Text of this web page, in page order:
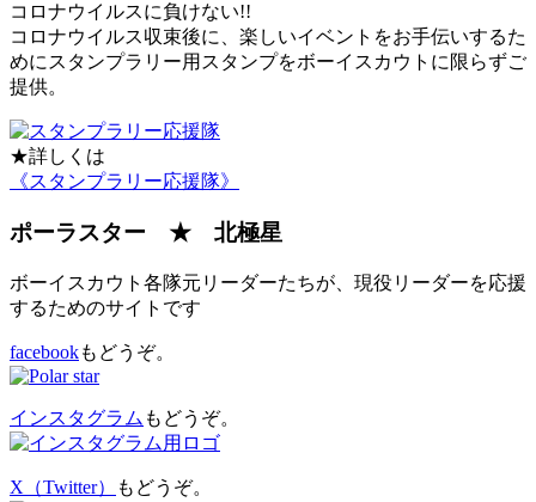
コロナウイルスに負けない!!
コロナウイルス収束後に、楽しいイベントをお手伝いするた
めにスタンプラリー用スタンプをボーイスカウトに限らずご
提供。
★詳しくは
《スタンプラリー応援隊》
ポーラスター ★ 北極星
ボーイスカウト各隊元リーダーたちが、現役リーダーを応援
するためのサイトです
facebookもどうぞ。
インスタグラム もどうぞ。
X（Twitter） もどうぞ。